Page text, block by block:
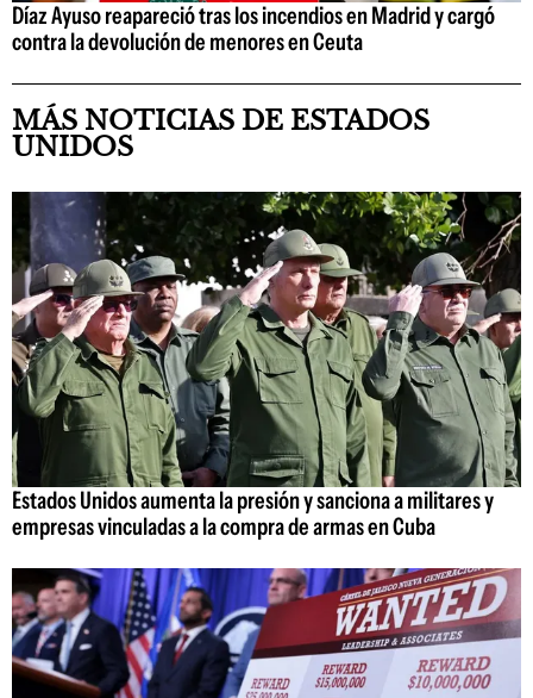
Díaz Ayuso reapareció tras los incendios en Madrid y cargó
contra la devolución de menores en Ceuta
MÁS NOTICIAS DE ESTADOS
UNIDOS
Estados Unidos aumenta la presión y sanciona a militares y
empresas vinculadas a la compra de armas en Cuba